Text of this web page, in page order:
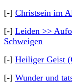
[-] Christsein im
[-] Leiden >>
Schweigen
[-] Heiliger Geist
[-] Wunder und